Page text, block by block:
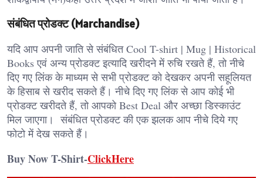
संबंधित प्रोडक्ट (Marchandise)
यदि आप अपनी जाति से संबंधित Cool T-shirt | Mug | Historical
Books एवं अन्य प्रोडक्ट इत्यादि खरीदने में रुचि रखते हैं, तो नीचे
दिए गए लिंक के माध्यम से सभी प्रोडक्ट को देखकर अपनी सहूलियत
के हिसाब से खरीद सकते हैं। नीचे दिए गए लिंक से आप कोई भी
प्रोडक्ट खरीदते हैं, तो आपको Best Deal और अच्छा डिस्काउंट
मिल जाएगा। संबंधित प्रोडक्ट की एक झलक आप नीचे दिये गए
फोटो में देख सकते हैं।
Buy Now T-Shirt-ClickHere